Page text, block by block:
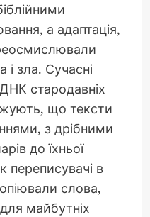
а адаптація,
і зла. Сучасні
стародавніх
що тексти
з дрібними
до їхньої
переписувачі в
слова,
майбутніх